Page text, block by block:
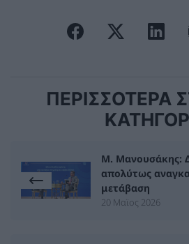
ΠΕΡΙΣΣΟΤΕΡΑ
M. Μανουσάκης:
απολύτως
μετάβαση
20 Μαϊος 2026